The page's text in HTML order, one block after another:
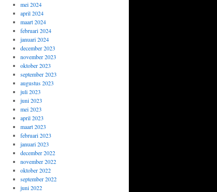
mei 2024
april 2024
maart 2024
februari 2024
januari 2024
december 2023
november 2023
oktober 2023
september 2023
augustus 2023
juli 2023
juni 2023
mei 2023
april 2023
maart 2023
februari 2023
januari 2023
december 2022
november 2022
oktober 2022
september 2022
juni 2022